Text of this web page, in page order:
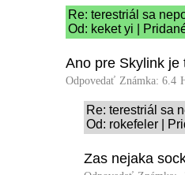
Re: terestriál sa
Od: keket yi |
Ano pre Skylink
Odpovedať Známka: 6.4
Re: terestriál sa
Od: rokefeler |
Zas nejaka